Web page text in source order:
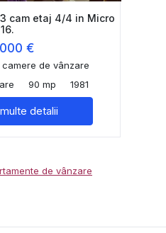
3 cam etaj 4/4 in Micro
16.
€
de vânzare
90 mp 1981
detalii
de vânzare